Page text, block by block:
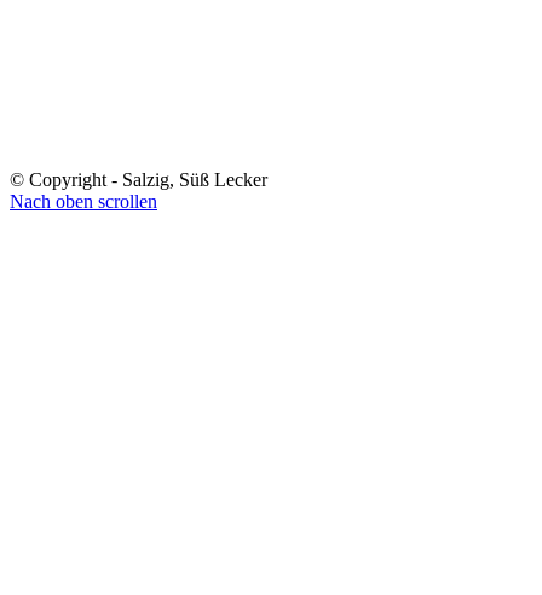
© Copyright - Salzig, Süß Lecker
Nach oben scrollen